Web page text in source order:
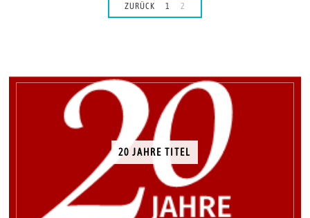
ZURÜCK 1 2
20 JAHRE TITEL